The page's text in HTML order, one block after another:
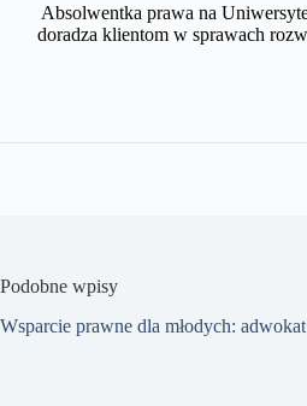
Absolwentka prawa na
doradza klientom w sprawach
Podobne wpisy
Wsparcie prawne dla młodych: